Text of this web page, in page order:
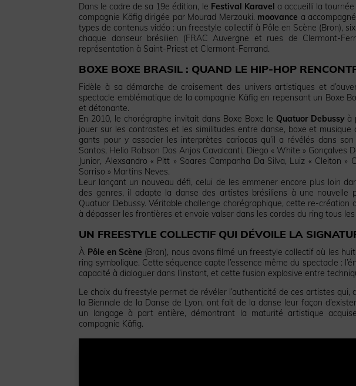
Dans le cadre de sa 19e édition, le Festival Karavel a accueilli la tournée
compagnie Käfig dirigée par Mourad Merzouki. moovance a
types de contenus vidéo : un freestyle collectif à Pôle en Scène (Bron),
chaque danseur brésilien (FRAC Auvergne et rues de Clermont-
représentation à Saint-Priest et Clermont-Ferrand.
BOXE BOXE BRASIL : QUAND LE HIP-HOP
Fidèle à sa démarche de croisement des univers artistiques et
spectacle emblématique de la compagnie Käfig en repensant un Boxe
et détonante.
En 2010, le chorégraphe invitait dans Boxe Boxe le Quatuor Debussyà
jouer sur les contrastes et les similitudes entre danse, boxe et
gants pour y associer les interprètes cariocas qu’il a révélés dans
Santos, Helio Robson Dos Anjos Cavalcanti, Diego « White » Gonçalves
Junior, Alexsandro « Pitt » Soares Campanha Da Silva, Luiz « Cleiton
Sorriso » Martins Neves.
Leur lançant un nouveau défi, celui de les emmener encore plus loin
des genres, il adapte la danse des artistes brésiliens à une nouvelle
Quatuor Debussy. Véritable challenge chorégraphique, cette re-
à dépasser les frontières et envoie valser dans les cordes du ring tous
UN FREESTYLE COLLECTIF QUI DÉVOILE LA
À Pôle en Scène (Bron), nous avons filmé un freestyle collectif où les
ring symbolique. Cette séquence capte l’essence même du spectacle :
capacité à dialoguer dans l’instant, et cette fusion explosive entre
Le choix du freestyle permet de révéler l’authenticité de ces artistes
la Biennale de la Danse de Lyon, ont fait de la danse leur façon
un langage à part entière, démontrant la maturité artistique
compagnie Käfig.